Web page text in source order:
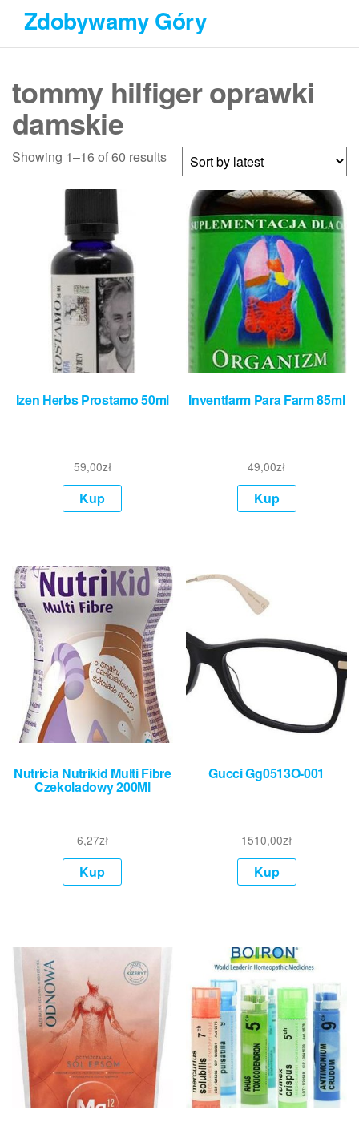
Przejdź
treści
Zdobywamy Góry
tommy hilfiger oprawki
damskie
Showing 1–16 of 60 results
Izen Herbs Prostamo 50ml
59,00zł
Kup
Inventfarm Para Farm 85ml
49,00zł
Kup
Nutricia Nutrikid Multi Fibre
Czekoladowy 200Ml
6,27zł
Kup
Gucci Gg0513O-001
1510,00zł
Kup